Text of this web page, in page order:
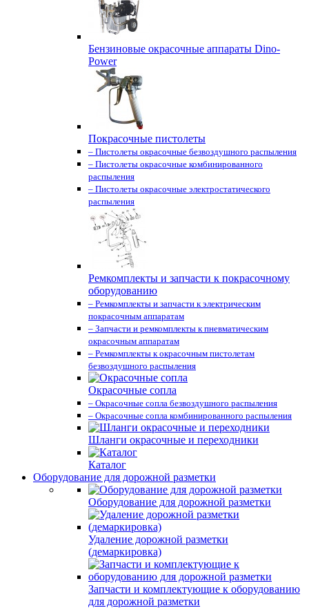
Бензиновые окрасочные аппараты Dino-
Power
Покрасочные пистолеты
– Пистолеты окрасочные безвоздушного распыления
– Пистолеты окрасочные комбинированного
распыления
– Пистолеты окрасочные электростатического
распыления
Ремкомплекты и запчасти к покрасочному
оборудованию
– Ремкомплекты и запчасти к электрическим
покрасочным аппаратам
– Запчасти и ремкомплекты к пневматическим
окрасочным аппаратам
– Ремкомплекты к окрасочным пистолетам
безвоздушного распыления
Окрасочные сопла
– Окрасочные сопла безвоздушного распыления
– Окрасочные сопла комбинированного распыления
Шланги окрасочные и переходники
Каталог
Оборудование для дорожной разметки
Оборудование для дорожной разметки
Удаление дорожной разметки
(демаркировка)
Запчасти и комплектующие к оборудованию
для дорожной разметки